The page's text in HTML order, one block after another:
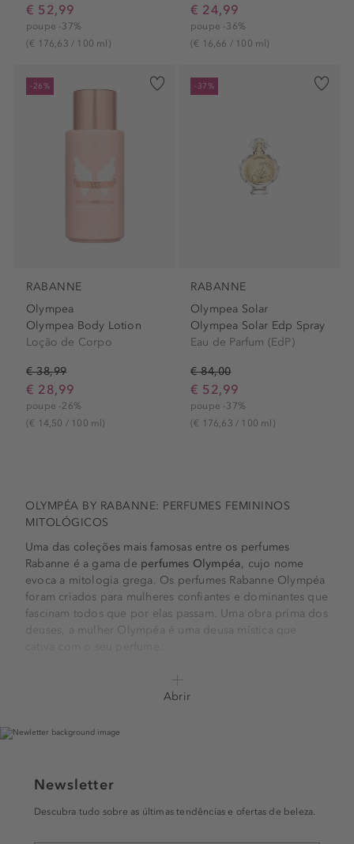
€ 52,99
poupe -37%
(€ 176,63 / 100 ml)
€ 24,99
poupe -36%
(€ 16,66 / 100 ml)
-26%
RABANNE
Olympea
Olympea Body Lotion
Loção de Corpo
€ 38,99
€ 28,99
poupe -26%
(€ 14,50 / 100 ml)
-37%
RABANNE
Olympea Solar
Olympea Solar Edp Spray
Eau de Parfum (EdP)
€ 84,00
€ 52,99
poupe -37%
(€ 176,63 / 100 ml)
OLYMPÉA BY RABANNE: PERFUMES FEMININOS
MITOLÓGICOS
Uma das coleções mais famosas entre os perfumes
Rabanne é a gama de perfumes Olympéa, cujo nome
evoca a mitologia grega. Os perfumes Rabanne Olympéa
foram criados para mulheres confiantes e dominantes que
fascinam todos que por elas passam. Uma obra prima dos
deuses, a mulher Olympéa é uma deusa mística que
leve, composto por baunilha, jasmim, lírio de gengibre e
contrapartida feminina do perfume masculino Invictus.
criadores desta fragrância que apela à
irresistível que envolvia rainhas como Cleópatra. A
Abrir
Newsletter
Descubra tudo sobre as últimas tendências e ofertas de beleza.